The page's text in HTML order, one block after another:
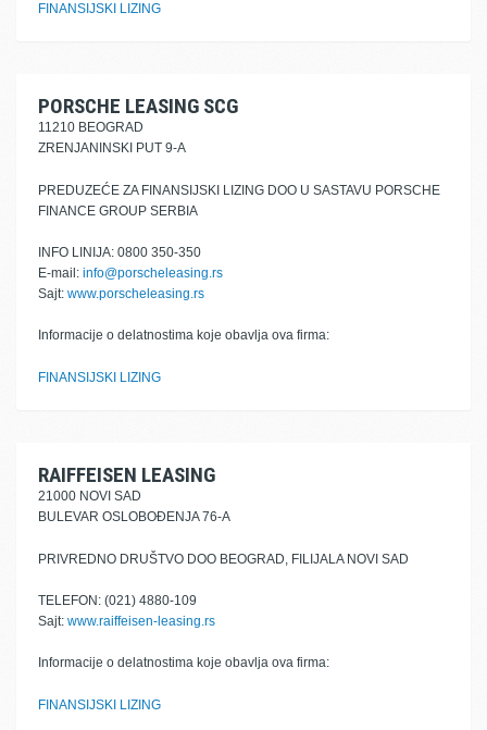
FINANSIJSKI LIZING
PORSCHE LEASING SCG
11210 BEOGRAD
ZRENJANINSKI PUT 9-A
PREDUZEĆE ZA FINANSIJSKI LIZING DOO U SASTAVU PORSCHE
FINANCE GROUP SERBIA
INFO LINIJA: 0800 350-350
E-mail: info@porscheleasing.rs
Sajt: www.porscheleasing.rs
Informacije o delatnostima koje obavlja ova firma:
FINANSIJSKI LIZING
RAIFFEISEN LEASING
21000 NOVI SAD
BULEVAR OSLOBOĐENJA 76-A
PRIVREDNO DRUŠTVO DOO BEOGRAD, FILIJALA NOVI SAD
TELEFON: (021) 4880-109
Sajt: www.raiffeisen-leasing.rs
Informacije o delatnostima koje obavlja ova firma:
FINANSIJSKI LIZING